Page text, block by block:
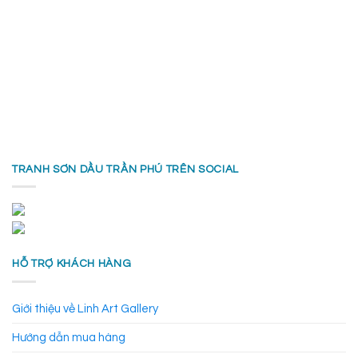
đây có không ít bạn trẻ đang thực sự bị thu hút bởi những bức
tranh trừu tượng hiện đại. Nó tạo nên một không gian khá mới lạ
Các thể loại tranh nghệ thuật trừu tượng phổ
biến hiện nay
đại và đầy màu sắc hơn thì nhiều người đã lựa chọn cách trang
TRANH SƠN DẦU TRẦN PHÚ TRÊN SOCIAL
HỖ TRỢ KHÁCH HÀNG
Giới thiệu về Linh Art Gallery
Hướng dẫn mua hàng